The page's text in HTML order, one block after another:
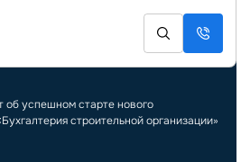
успешном старте нового
строительной организации»